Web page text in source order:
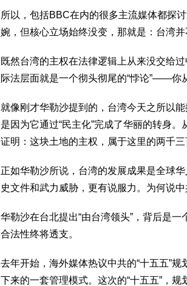
所以，包括BBC在内的很多主流媒体都探
婉，但核心立场始终没变，那就是：台湾
既然台湾的主权在法律逻辑上从来没交给过
际法层面就是一个彻头彻尾的“悖论”——你
就像刚才华勒沙提到的，台湾今天之所以
是因为它通过“民主化”完成了华丽的转身
证明：这块土地的主权，属于这里的两千
正如华勒沙所说，台湾的发展成果是全球
史文件和武力威胁，更有说服力。为何说
华勒沙在台北提出“由台湾领头”，背后是
合法性终将透支。
去年开始，海外媒体热议中共的“十五五”
下来的一套管理模式。这次的“十五五”，